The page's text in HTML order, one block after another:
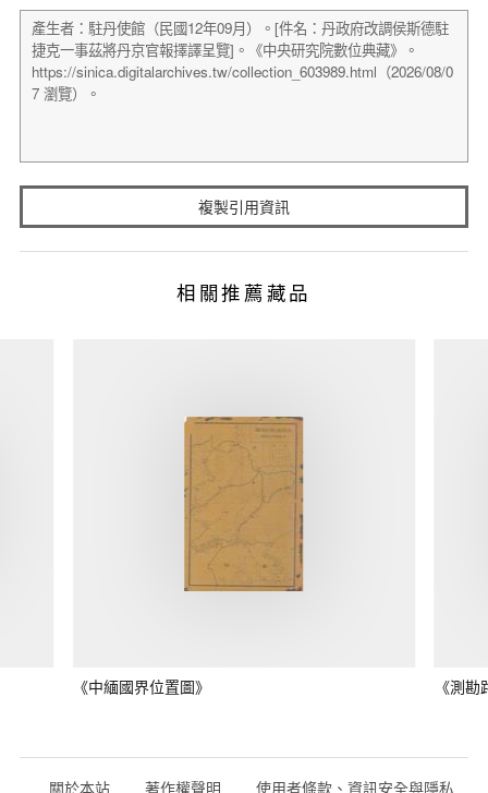
複製引用資訊
相關推薦藏品
《中緬國界位置圖》 《測
關於本站 著作權聲明 使用者條款、資訊安全與隱私